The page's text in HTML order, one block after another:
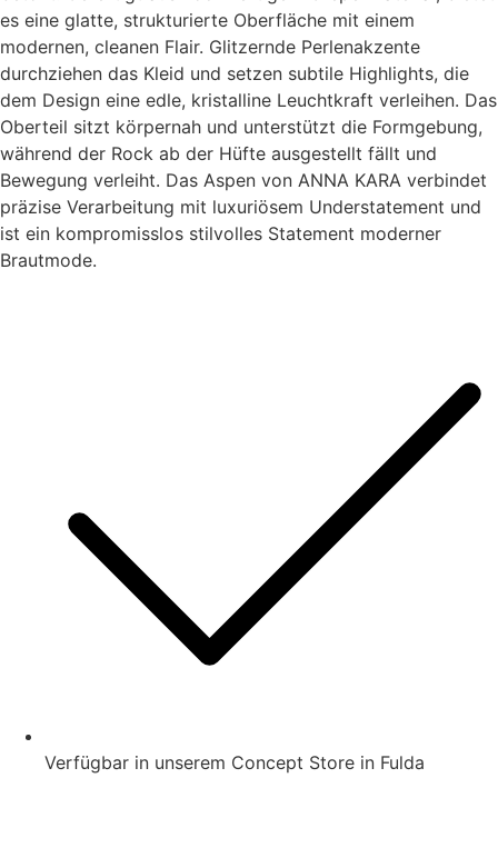
es eine glatte, strukturierte Oberfläche mit einem
modernen, cleanen Flair. Glitzernde Perlenakzente
durchziehen das Kleid und setzen subtile Highlights, die
dem Design eine edle, kristalline Leuchtkraft verleihen. Das
Oberteil sitzt körpernah und unterstützt die Formgebung,
während der Rock ab der Hüfte ausgestellt fällt und
Bewegung verleiht. Das Aspen von ANNA KARA verbindet
präzise Verarbeitung mit luxuriösem Understatement und
ist ein kompromisslos stilvolles Statement moderner
Brautmode.
Verfügbar in unserem Concept Store in Fulda